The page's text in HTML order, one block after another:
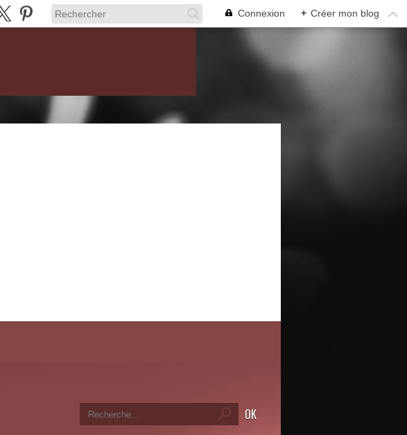
Connexion + Créer mon blog